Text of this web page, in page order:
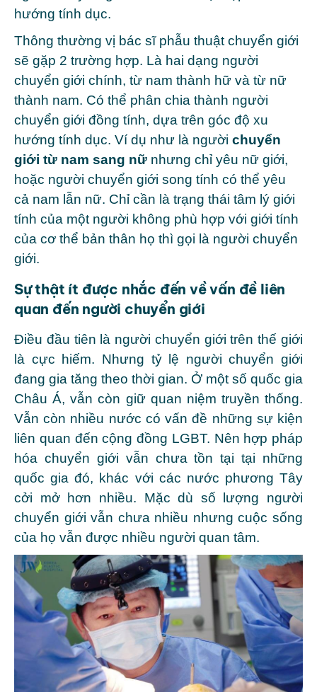
hướng tính dục.
Thông thường vị bác sĩ phẫu thuật chuyển giới
sẽ gặp 2 trường hợp. Là hai dạng người
chuyển giới chính, từ nam thành hữ và từ nữ
thành nam. Có thể phân chia thành người
chuyển giới đồng tính, dựa trên góc độ xu
hướng tính dục. Ví dụ như là người chuyển
giới từ nam sang nữ nhưng chỉ yêu nữ giới,
hoặc người chuyển giới song tính có thể yêu
cả nam lẫn nữ. Chỉ cần là trạng thái tâm lý giới
tính của một người không phù hợp với giới tính
của cơ thể bản thân họ thì gọi là người chuyển
giới.
Sự thật ít được nhắc đến về vấn đề liên
quan đến người chuyển giới
Điều đầu tiên là người chuyển giới trên thế giới
là cực hiếm. Nhưng tỷ lệ người chuyển giới
đang gia tăng theo thời gian. Ở một số quốc gia
Châu Á, vẫn còn giữ quan niệm truyền thống.
Vẫn còn nhiều nước có vấn đề những sự kiện
liên quan đến cộng đồng LGBT. Nên hợp pháp
hóa chuyển giới vẫn chưa tồn tại tại những
quốc gia đó, khác với các nước phương Tây
cởi mở hơn nhiều. Mặc dù số lượng người
chuyển giới vẫn chưa nhiều nhưng cuộc sống
của họ vẫn được nhiều người quan tâm.